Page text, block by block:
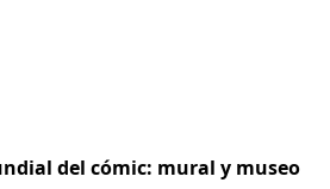
del cómic: mural y museo